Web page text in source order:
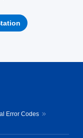
Error Codes